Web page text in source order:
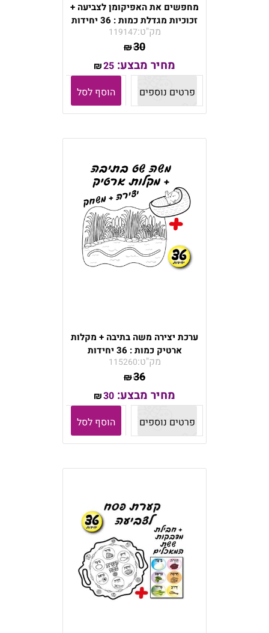
מחפשים את האפיקומן לצביעה +
זכוכיות מגדלת כמות : 36 יחידות
מק"ט:119147
₪30
מחיר מבצע: ₪25
פרטים נוספים
הוסף לסל
ערכת יצירה משה בתיבה + מקלות
ארטיק כמות : 36 יחידות
מק"ט:115260
₪36
מחיר מבצע: ₪30
פרטים נוספים
הוסף לסל